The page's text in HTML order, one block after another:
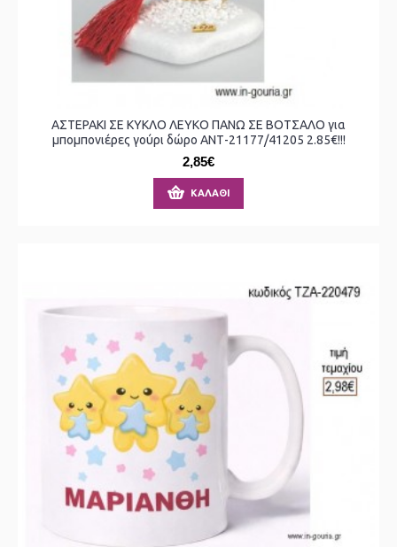
ΑΣΤΕΡΑΚΙ ΣΕ ΚΥΚΛΟ ΛΕΥΚΟ ΠΑΝΩ ΣΕ ΒΟΤΣΑΛΟ για
μπομπονιέρες γούρι δώρο ΑΝΤ-21177/41205 2.85€!!!
2,85€
ΚΑΛΆΘΙ